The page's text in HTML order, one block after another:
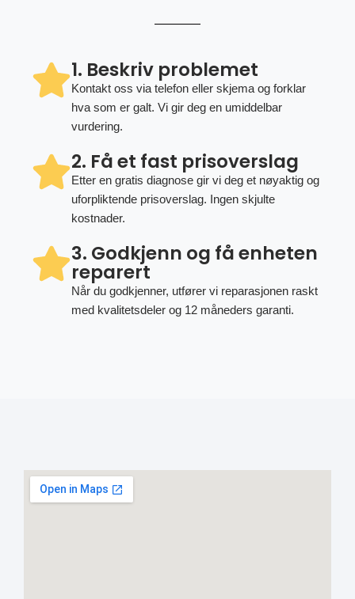
1. Beskriv problemet
Kontakt oss via telefon eller skjema og forklar
hva som er galt. Vi gir deg en umiddelbar
vurdering.
2. Få et fast prisoverslag
Etter en gratis diagnose gir vi deg et nøyaktig og
uforpliktende prisoverslag. Ingen skjulte
kostnader.
3. Godkjenn og få enheten
reparert
Når du godkjenner, utfører vi reparasjonen raskt
med kvalitetsdeler og 12 måneders garanti.